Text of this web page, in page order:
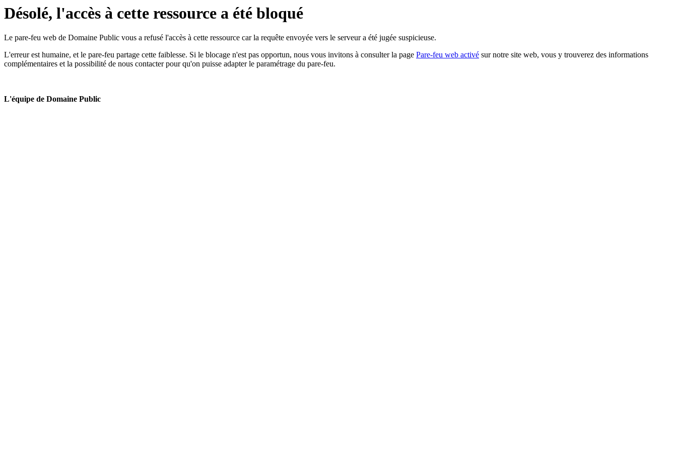
Désolé, l'accès à cette ressource a été bloqué
Le pare-feu web de Domaine Public vous a refusé l'accès à cette ressource car la requête envoyée vers le serveur a été jugée suspicieuse.
L'erreur est humaine, et le pare-feu partage cette faiblesse. Si le blocage n'est pas opportun, nous vous invitons à consulter la page Pare-feu web activé sur notre site web, vous y trouverez des informations
complémentaires et la possibilité de nous contacter pour qu'on puisse adapter le paramétrage du pare-feu.
L'équipe de Domaine Public